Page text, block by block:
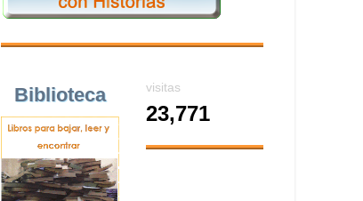
Biblioteca visitas
23,771